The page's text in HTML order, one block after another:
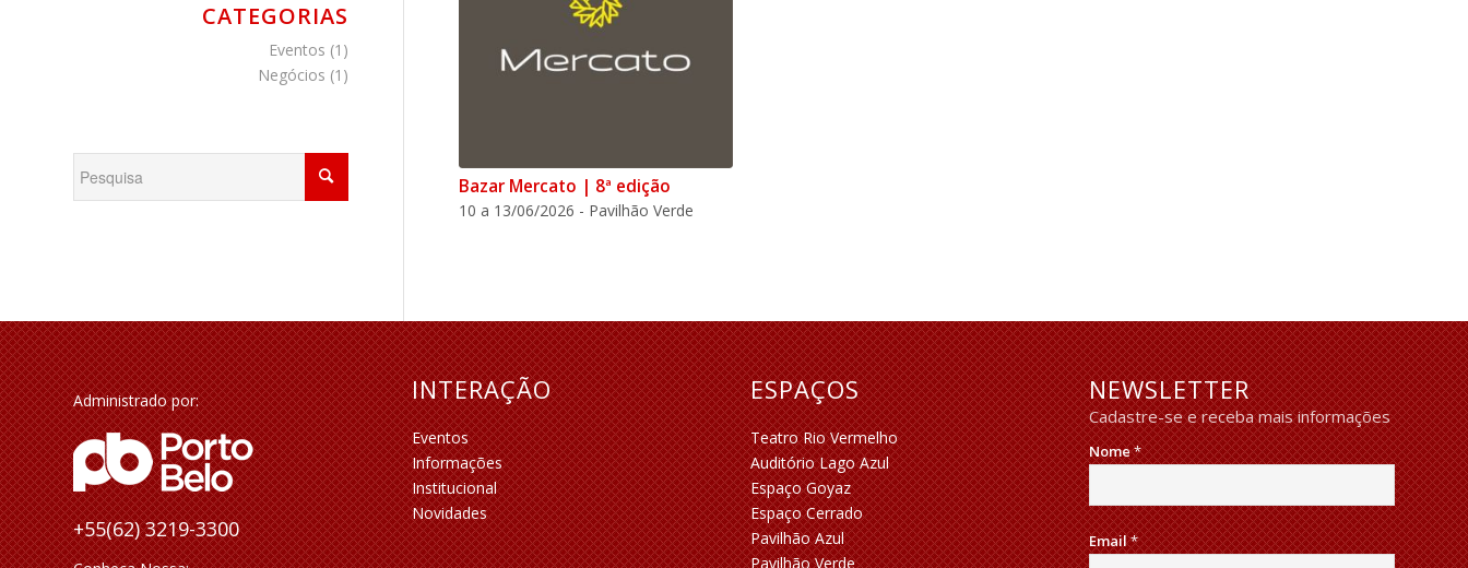
Bazar Mercato | 8ª edição
10 a 13/06/2026 - Pavilhão Verde
CATEGORIAS
Eventos (1)
Negócios (1)
Administrado por:
+55(62) 3219-3300
INTERAÇÃO
Eventos
Informações
Institucional
Novidades
ESPAÇOS
Teatro Rio Vermelho
Auditório Lago Azul
Espaço Goyaz
Espaço Cerrado
Pavilhão Azul
Pavilhão Verde
NEWSLETTER
Cadastre-se e receba mais informações
Nome*
Email*